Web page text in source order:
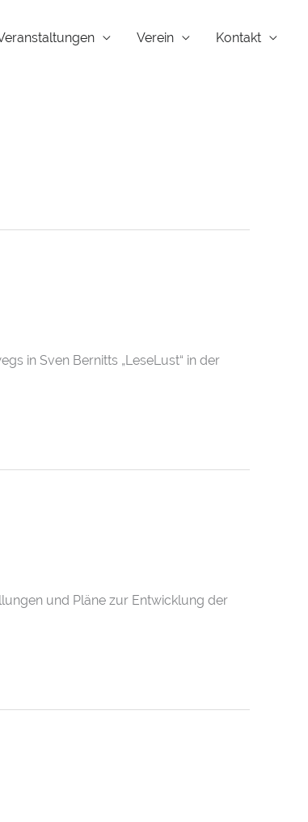
Verein Kontakt
in Sven Bernitts „LeseLust“ in der
und Pläne zur Entwicklung der